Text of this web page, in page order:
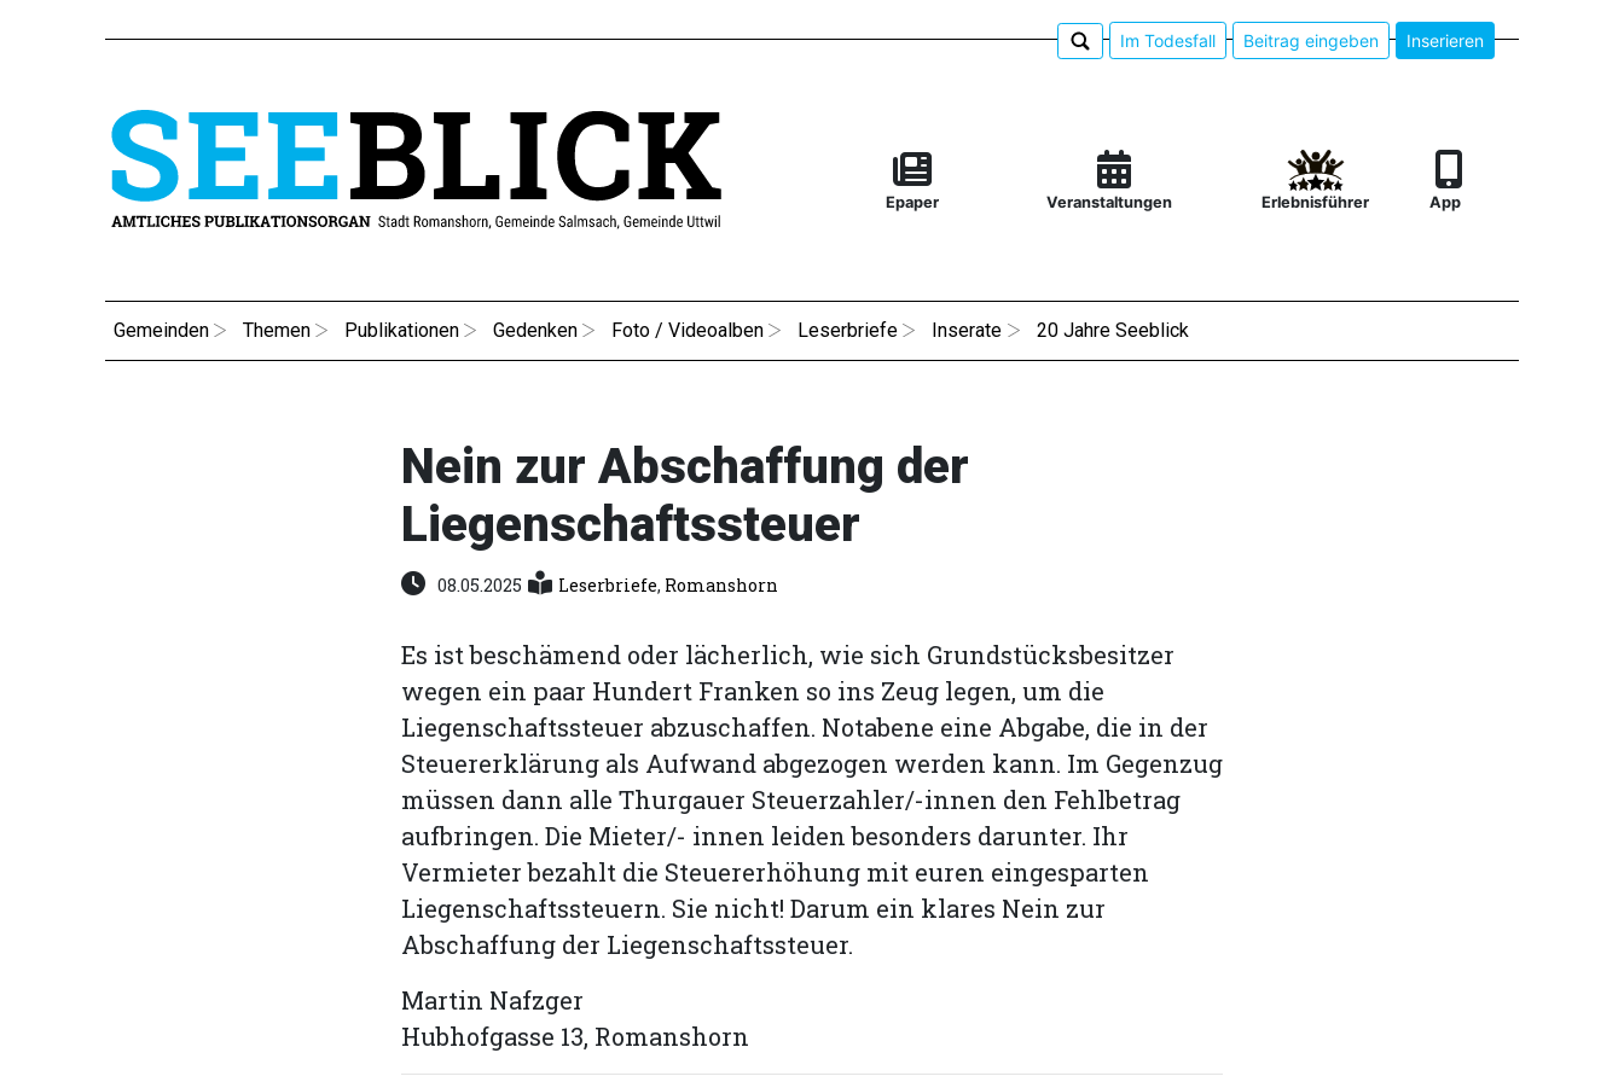
Im Todesfall Beitrag eingeben Inserieren
Epaper Veranstaltungen Erlebnisführer App
Gemeinden Themen Publikationen Gedenken Foto / Videoalben Leserbriefe Inserate 20 Jahre Seeblick
Nein zur Abschaffung der
Liegenschaftssteuer
08.05.2025 Leserbriefe, Romanshorn
Es ist beschämend oder lächerlich, wie sich Grundstücksbesitzer
wegen ein paar Hundert Franken so ins Zeug legen, um die
Liegenschaftssteuer abzuschaffen. Notabene eine Abgabe, die in der
Steuererklärung als Aufwand abgezogen werden kann. Im Gegenzug
müssen dann alle Thurgauer Steuerzahler/-innen den Fehlbetrag
aufbringen. Die Mieter/- innen leiden besonders darunter. Ihr
Vermieter bezahlt die Steuererhöhung mit euren eingesparten
Liegenschaftssteuern. Sie nicht! Darum ein klares Nein zur
Abschaffung der Liegenschaftssteuer.
Martin Nafzger
Hubhofgasse 13, Romanshorn